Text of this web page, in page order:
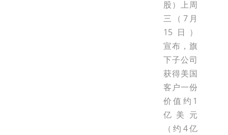
股）上周
三（7月
15日）
宣布，旗
下子公司
获得美国
客户一份
价值约1
亿美元
（约4亿